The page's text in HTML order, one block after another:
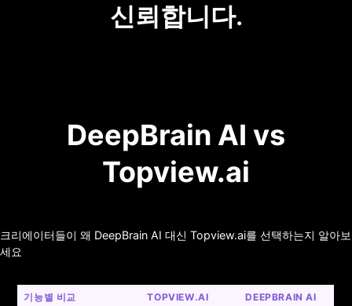
신뢰합니다.
DeepBrain AI vs
Topview.ai
크리에이터들이 왜 DeepBrain AI 대신 Topview.ai를 선택하는지 알아보
세요
기능별 비교 TOPVIEW.AI DEEPBRAIN AI